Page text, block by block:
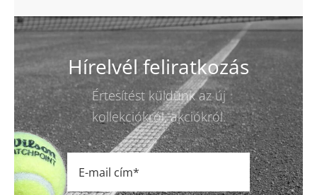
Hírelvél feliratkozás
Értesítést küldünk az új
kollekciókról, akciókról.